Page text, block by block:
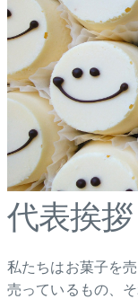
代表挨拶
私たちはお菓子を
売っているもの、